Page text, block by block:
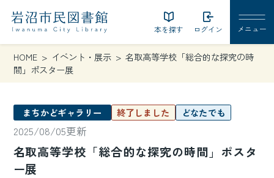
本を探す ログイン
HOME イベント・展示
名取高等学校「総合的な探究の時
間」ポスター展
まちかどギャラリー 終了しました どなたでも
2025/08/05更新
名取高等学校「総合的な探究の時間」ポスタ
ー展